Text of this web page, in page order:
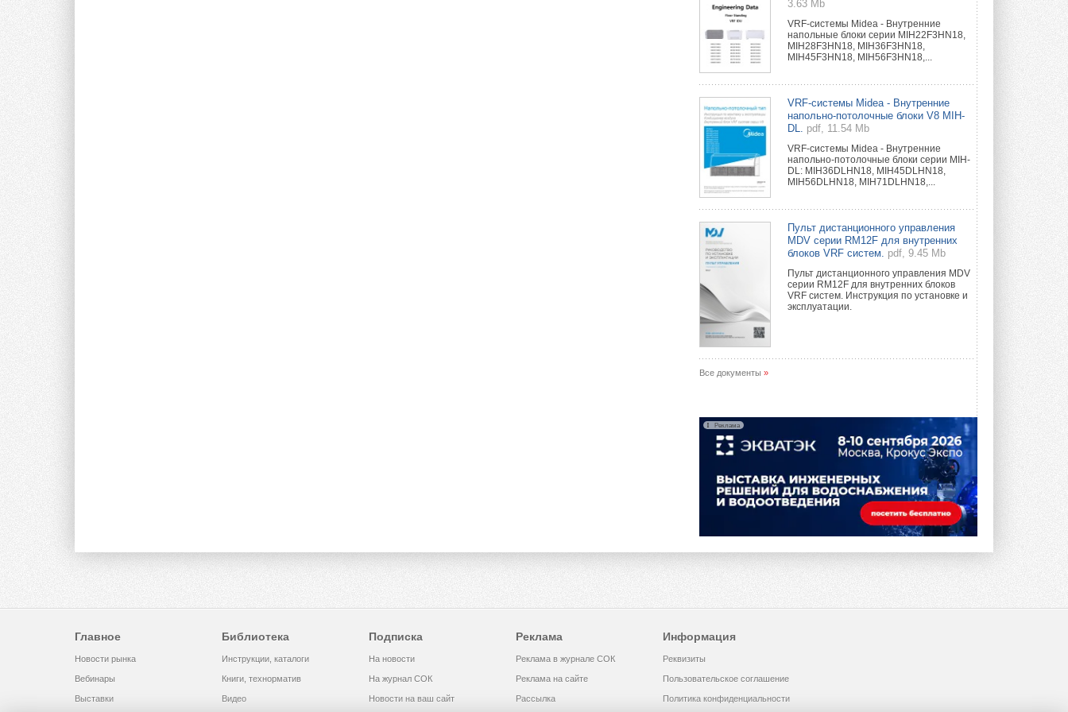
3.63 Mb
VRF-системы Midea - Внутренние
напольные блоки серии MIH22F3HN18,
MIH28F3HN18, MIH36F3HN18,
MIH45F3HN18, MIH56F3HN18,...
VRF-системы Midea - Внутренние
напольно-потолочные блоки V8 MIH-
DL.
pdf, 11.54 Mb
VRF-системы Midea - Внутренние
напольно-потолочные блоки серии MIH-
DL: MIH36DLHN18, MIH45DLHN18,
MIH56DLHN18, MIH71DLHN18,...
Пульт дистанционного управления
MDV серии RM12F для внутренних
блоков VRF систем.
pdf, 9.45 Mb
Пульт дистанционного управления MDV
серии RM12F для внутренних блоков
VRF систем. Инструкция по установке и
эксплуатации.
Все документы »
Реклама
Главное
Новости рынка
Вебинары
Выставки
Библиотека
Инструкции, каталоги
Книги, технорматив
Видео
Подписка
На новости
На журнал СОК
Новости на ваш сайт
Реклама
Реклама в журнале СОК
Реклама на сайте
Рассылка
Информация
Реквизиты
Пользовательское соглашение
Политика конфиденциальности